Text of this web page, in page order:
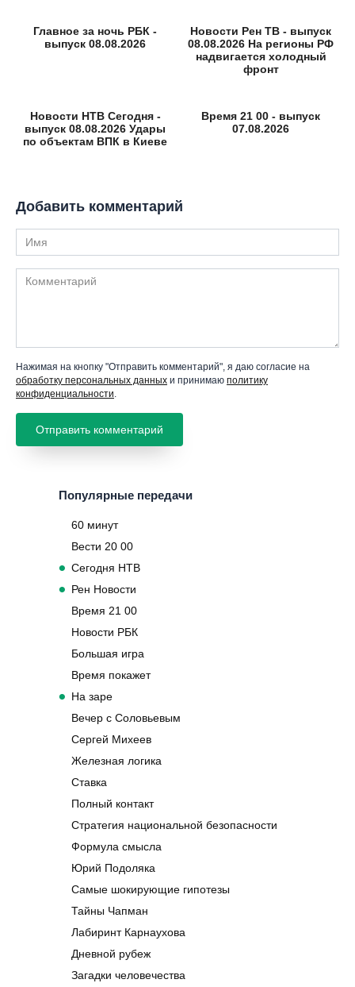
Главное за ночь РБК -
выпуск 08.08.2026
Новости Рен ТВ - выпуск
08.08.2026 На регионы РФ
надвигается холодный
фронт
Новости НТВ Сегодня -
выпуск 08.08.2026 Удары
по объектам ВПК в Киеве
Время 21 00 - выпуск
07.08.2026
Добавить комментарий
Имя
Комментарий
Нажимая на кнопку "Отправить комментарий", я даю согласие на
обработку персональных данных и принимаю политику
конфиденциальности.
Популярные передачи
60 минут
Вести 20 00
Сегодня НТВ
Рен Новости
Время 21 00
Новости РБК
Большая игра
Время покажет
На заре
Вечер с Соловьевым
Сергей Михеев
Железная логика
Ставка
Полный контакт
Стратегия национальной безопасности
Формула смысла
Юрий Подоляка
Самые шокирующие гипотезы
Тайны Чапман
Лабиринт Карнаухова
Дневной рубеж
Загадки человечества